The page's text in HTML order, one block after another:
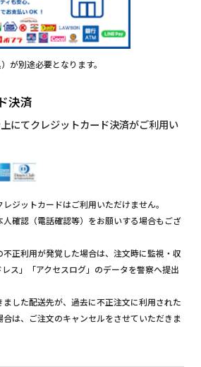
別途必要となります。
決済
にてクレジットカード決済がご利用い
ジットカードはご利用いただけません。
確認（電話確認等）をお願いする場合もござ
正利用が発覚した場合は、注文時に監視・収
ス」「アクセスログ」のデータを警察へ提出
した配送先が、過去に不正注文に利用された
は、ご注文のキャンセルをさせていただきま